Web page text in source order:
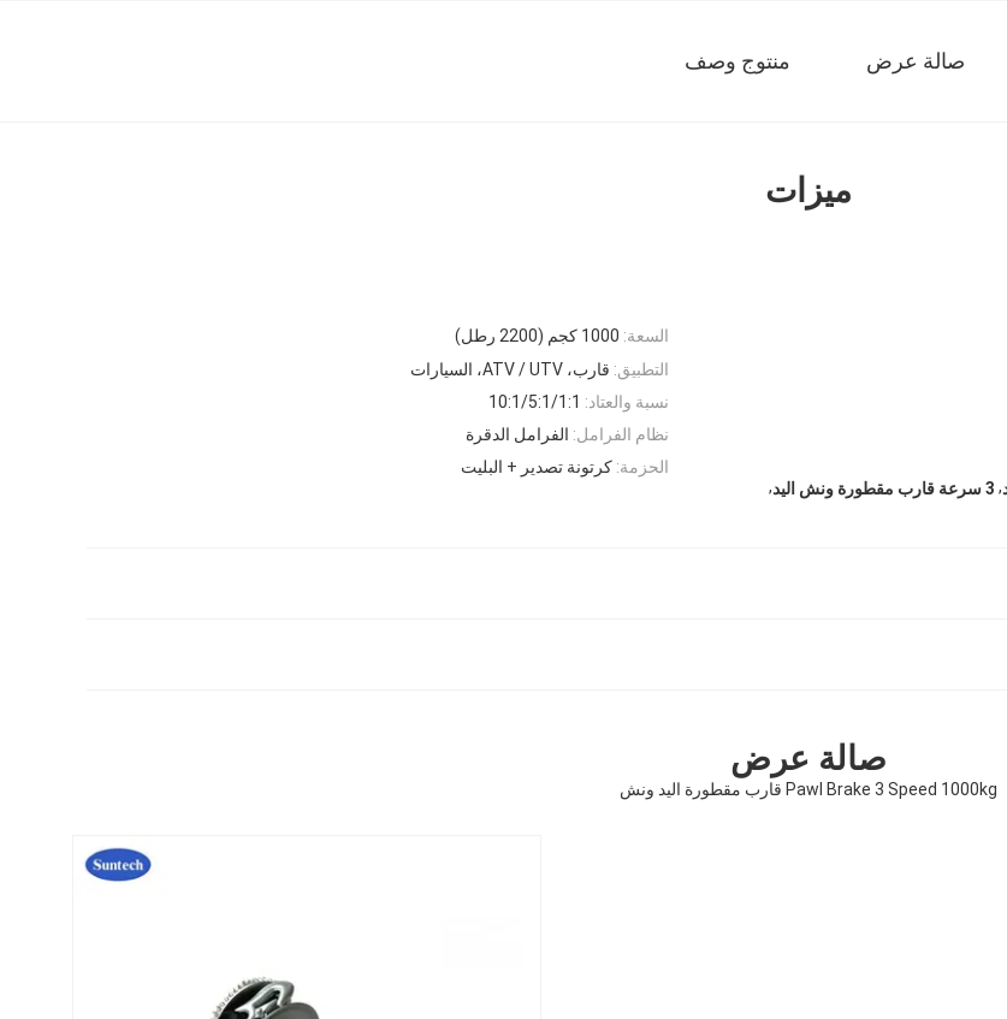
صالة عرض منتوج وصف
ميزات
السعة: 1000 كجم (2200 رطل)
التطبيق: قارب، ATV / UTV، السيارات
نسبة والعتاد: 10:1/5:1/1:1
نظام الفرامل: الفرامل الدقرة
الحزمة: كرتونة تصدير + البليت
, 3 سرعة قارب مقطورة ونش اليد
,
صالة عرض
Pawl Brake 3 Speed ​​1000kg قارب مقطورة اليد ونش